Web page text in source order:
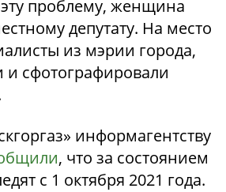
проблему, женщина
депутату. На место
из мэрии города,
и сфотографировали
информагентству
, что за состоянием
с 1 октября 2021 года.